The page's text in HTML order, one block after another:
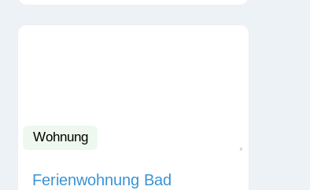
FavoritWohnung
Ferienwohnung Bad